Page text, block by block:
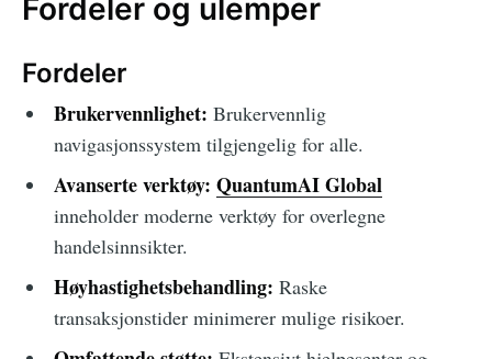
Fordeler og ulemper
Fordeler
Brukervennlighet: Brukervennlig
navigasjonssystem tilgjengelig for alle.
Avanserte verktøy: QuantumAI Global
inneholder moderne verktøy for overlegne
handelsinnsikter.
Høyhastighetsbehandling: Raske
transaksjonstider minimerer mulige risikoer.